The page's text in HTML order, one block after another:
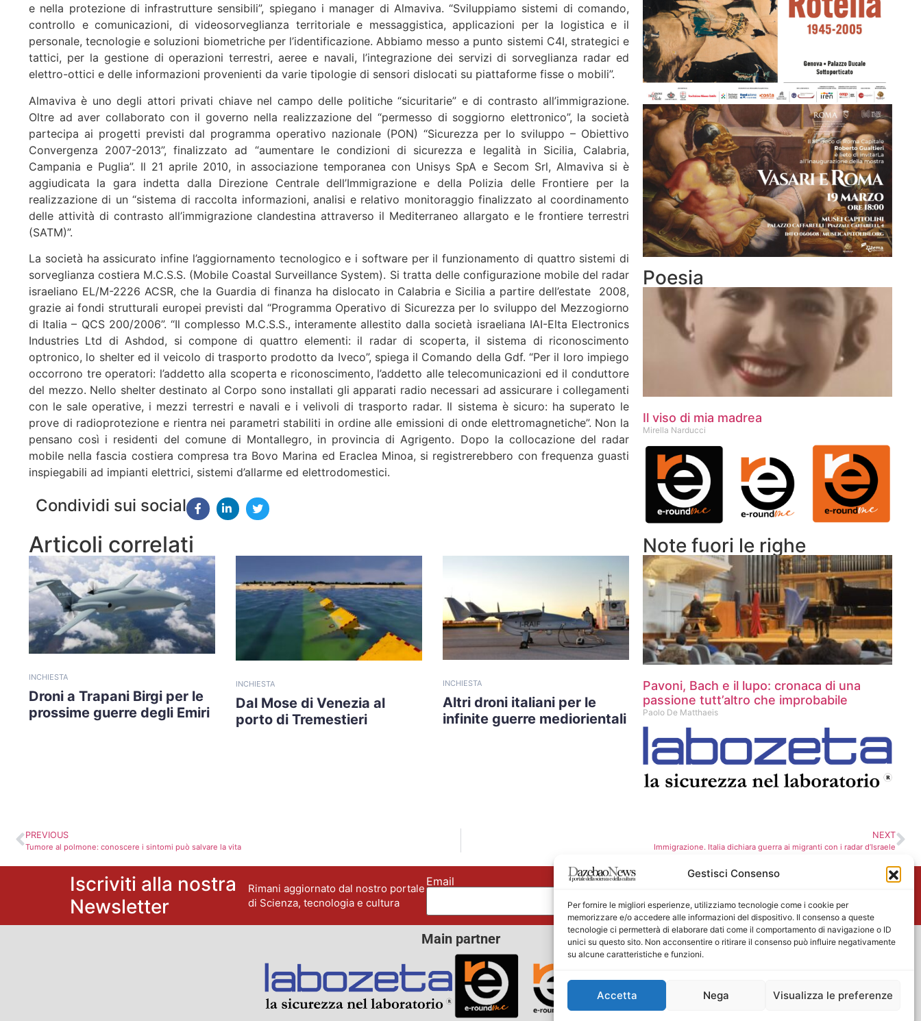
Gestisci Consenso
Per fornire le migliori esperienze, utilizziamo tecnologie come i cookie per
memorizzare e/o accedere alle informazioni del dispositivo. Il consenso a queste
tecnologie ci permetterà di elaborare dati come il comportamento di navigazione o ID
unici su questo sito. Non acconsentire o ritirare il consenso può influire negativamente
su alcune caratteristiche e funzioni.
Accetta Nega Visualizza le preferenze
e nella protezione di infrastrutture sensibili”, spiegano i manager di Almaviva. “Sviluppiamo sistemi di comando,
controllo e comunicazioni, di videosorveglianza territoriale e messaggistica, applicazioni per la logistica e il
personale, tecnologie e soluzioni biometriche per l’identificazione. Abbiamo messo a punto sistemi C4I, strategici e
tattici, per la gestione di operazioni terrestri, aeree e navali, l’integrazione dei servizi di sorveglianza radar ed
elettro-ottici e delle informazioni provenienti da varie tipologie di sensori dislocati su piattaforme fisse o mobili”.
Almaviva è uno degli attori privati chiave nel campo delle politiche “sicuritarie” e di contrasto all’immigrazione.
Oltre ad aver collaborato con il governo nella realizzazione del “permesso di soggiorno elettronico”, la società
partecipa ai progetti previsti dal programma operativo nazionale (PON) “Sicurezza per lo sviluppo – Obiettivo
Convergenza 2007-2013”, finalizzato ad “aumentare le condizioni di sicurezza e legalità in Sicilia, Calabria,
Campania e Puglia”. Il 21 aprile 2010, in associazione temporanea con Unisys SpA e Secom Srl, Almaviva si è
aggiudicata la gara indetta dalla Direzione Centrale dell’Immigrazione e della Polizia delle Frontiere per la
realizzazione di un “sistema di raccolta informazioni, analisi e relativo monitoraggio finalizzato al coordinamento
delle attività di contrasto all’immigrazione clandestina attraverso il Mediterraneo allargato e le frontiere terrestri
(SATM)”.
La società ha assicurato infine l’aggiornamento tecnologico e i software per il funzionamento di quattro sistemi di
sorveglianza costiera M.C.S.S. (Mobile Coastal Surveillance System). Si tratta delle configurazione mobile del radar
israeliano EL/M-2226 ACSR, che la Guardia di finanza ha dislocato in Calabria e Sicilia a partire dell’estate 2008,
grazie ai fondi strutturali europei previsti dal “Programma Operativo di Sicurezza per lo sviluppo del Mezzogiorno
di Italia – QCS 200/2006”. “Il complesso M.C.S.S., interamente allestito dalla società israeliana IAI-Elta Electronics
Industries Ltd di Ashdod, si compone di quattro elementi: il radar di scoperta, il sistema di riconoscimento
optronico, lo shelter ed il veicolo di trasporto prodotto da Iveco”, spiega il Comando della Gdf. “Per il loro impiego
occorrono tre operatori: l’addetto alla scoperta e riconoscimento, l’addetto alle telecomunicazioni ed il conduttore
del mezzo. Nello shelter destinato al Corpo sono installati gli apparati radio necessari ad assicurare i collegamenti
con le sale operative, i mezzi terrestri e navali e i velivoli di trasporto radar. Il sistema è sicuro: ha superato le
prove di radioprotezione e rientra nei parametri stabiliti in ordine alle emissioni di onde elettromagnetiche”. Non la
pensano così i residenti del comune di Montallegro, in provincia di Agrigento. Dopo la collocazione del radar
mobile nella fascia costiera compresa tra Bovo Marina ed Eraclea Minoa, si registrerebbero con frequenza guasti
inspiegabili ad impianti elettrici, sistemi d’allarme ed elettrodomestici.
Condividi sui social
Articoli correlati
INCHIESTA
Droni a Trapani Birgi per le
prossime guerre degli Emiri
INCHIESTA
Dal Mose di Venezia al
porto di Tremestieri
INCHIESTA
Altri droni italiani per le
infinite guerre mediorientali
Poesia
Il viso di mia madrea
Mirella Narducci
Note fuori le righe
Pavoni, Bach e il lupo: cronaca di una
passione tutt’altro che improbabile
Paolo De Matthaeis
PREVIOUS
Tumore al polmone: conoscere i sintomi può salvare la vita
NEXT
Immigrazione. Italia dichiara guerra ai migranti con i radar d’Israele
Iscriviti alla nostra
Newsletter
Rimani aggiornato dal nostro portale
di Scienza, tecnologia e cultura
Email Nome
Main partner